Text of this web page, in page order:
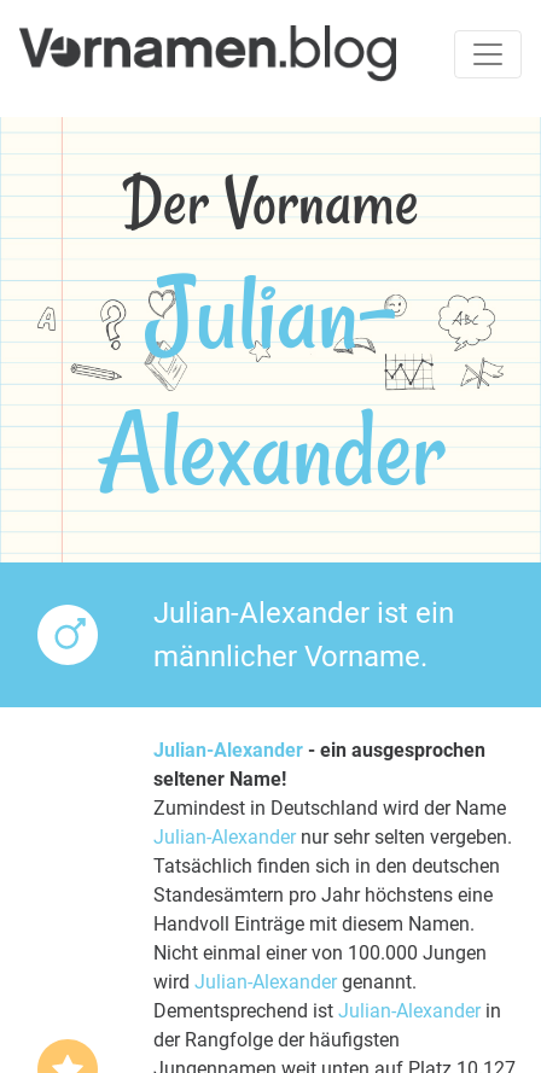
Der Vorname
Julian-
Alexander
Julian-Alexander ist ein
männlicher Vorname.
Julian-Alexander - ein ausgesprochen
seltener Name!
Zumindest in Deutschland wird der Name
Julian-Alexandernur sehr selten vergeben.
Tatsächlich finden sich in den deutschen
Standesämtern pro Jahr höchstens eine
Handvoll Einträge mit diesem Namen.
Nicht einmal einer von 100.000 Jungen
wird Julian-Alexandergenannt.
Dementsprechend ist Julian-Alexanderin
der Rangfolge der häufigsten
Jungennamen weit unten auf Platz 10.127